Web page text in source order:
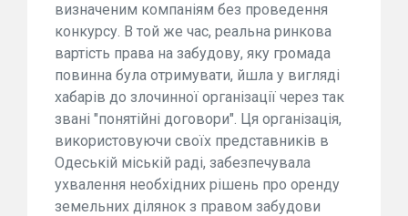
визначеним компаніям без проведення
конкурсу. В той же час, реальна ринкова
вартість права на забудову, яку громада
повинна була отримувати, йшла у вигляді
хабарів до злочинної організації через так
звані "понятійні договори". Ця організація,
використовуючи своїх представників в
Одеській міській раді, забезпечувала
ухвалення необхідних рішень про оренду
земельних ділянок з правом забудови